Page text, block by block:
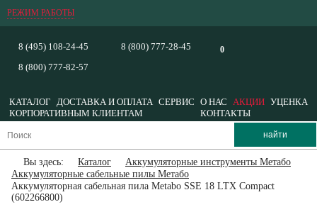
РЕЖИМ РАБОТЫ
0
8 (495) 108-24-45
8 (800) 777-82-57
8 (800) 777-28-45
КАТАЛОГ ДОСТАВКА И ОПЛАТА СЕРВИС О НАС АКЦИИ УЦЕНКА
КОРПОРАТИВНЫМ КЛИЕНТАМ
КОНТАКТЫ
Вы здесь: Каталог
Аккумуляторные инструменты Метабо
Аккумуляторные сабельные пилы Метабо
Аккумуляторная сабельная пила Metabo SSE 18 LTX Compact
(602266800)